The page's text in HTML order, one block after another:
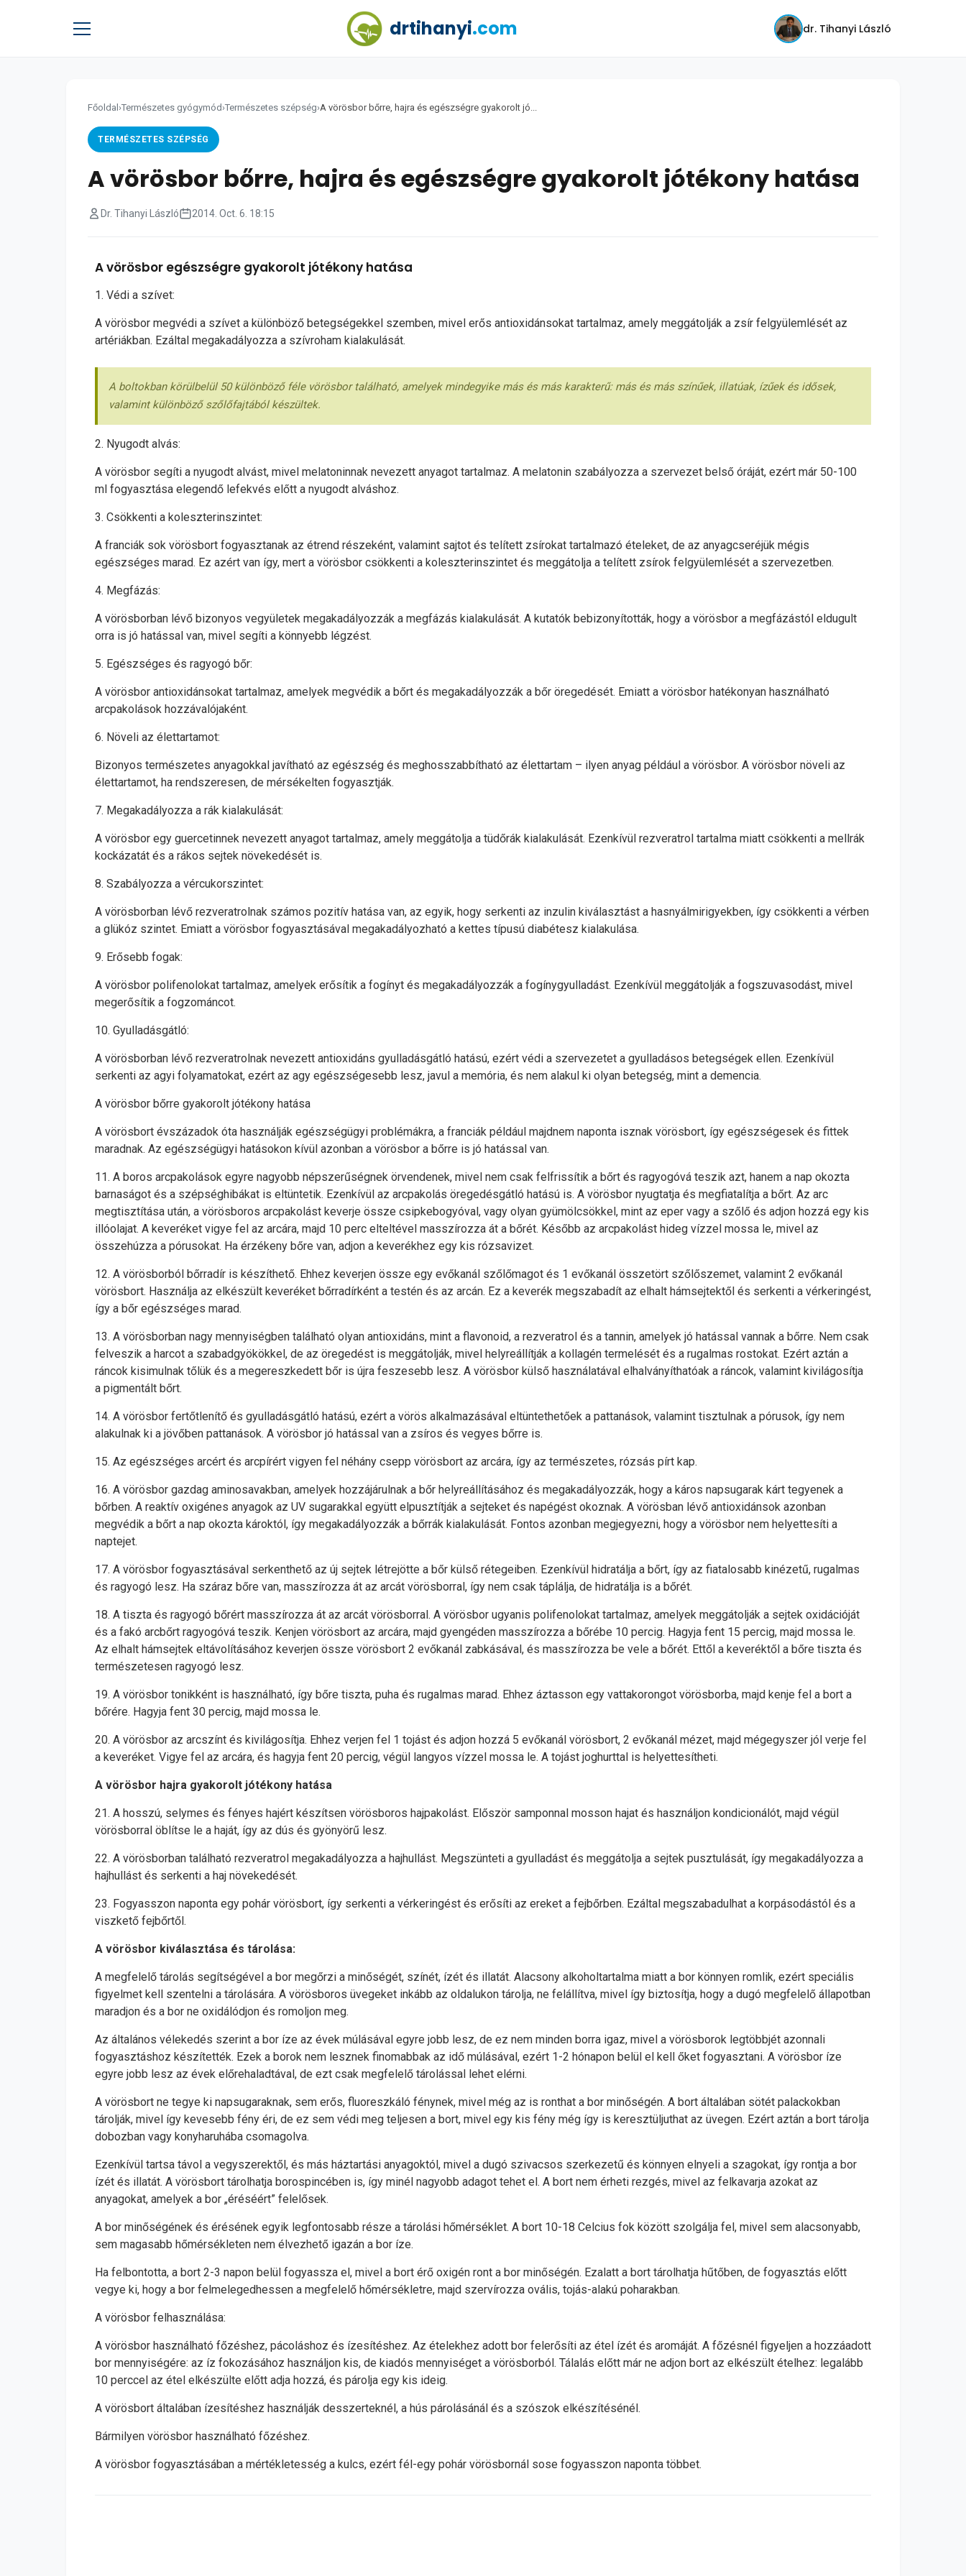
drtihanyi.com dr. Tihanyi László
Főoldal ›Természetes gyógymód ›Természetes szépség›A vörösbor bőrre, hajra és egészségre gyakorolt jó...
TERMÉSZETES SZÉPSÉG
A vörösbor bőrre, hajra és egészségre gyakorolt jótékony hatása
Dr. Tihanyi László 2014. Oct. 6. 18:15
A vörösbor egészségre gyakorolt jótékony hatása
1. Védi a szívet:
A vörösbor megvédi a szívet a különböző betegségekkel szemben, mivel erős antioxidánsokat tartalmaz, amely meggátolják a zsír felgyülemlését az
artériákban. Ezáltal megakadályozza a szívroham kialakulását.
A boltokban körülbelül 50 különböző féle vörösbor található, amelyek mindegyike más és más karakterű: más és más színűek, illatúak, ízűek és idősek,
valamint különböző szőlőfajtából készültek.
2. Nyugodt alvás:
A vörösbor segíti a nyugodt alvást, mivel melatoninnak nevezett anyagot tartalmaz. A melatonin szabályozza a szervezet belső óráját, ezért már 50-100
ml fogyasztása elegendő lefekvés előtt a nyugodt alváshoz.
3. Csökkenti a koleszterinszintet:
A franciák sok vörösbort fogyasztanak az étrend részeként, valamint sajtot és telített zsírokat tartalmazó ételeket, de az anyagcseréjük mégis
egészséges marad. Ez azért van így, mert a vörösbor csökkenti a koleszterinszintet és meggátolja a telített zsírok felgyülemlését a szervezetben.
4. Megfázás:
A vörösborban lévő bizonyos vegyületek megakadályozzák a megfázás kialakulását. A kutatók bebizonyították, hogy a vörösbor a megfázástól eldugult
orra is jó hatással van, mivel segíti a könnyebb légzést.
5. Egészséges és ragyogó bőr:
A vörösbor antioxidánsokat tartalmaz, amelyek megvédik a bőrt és megakadályozzák a bőr öregedését. Emiatt a vörösbor hatékonyan használható
arcpakolások hozzávalójaként.
6. Növeli az élettartamot:
Bizonyos természetes anyagokkal javítható az egészség és meghosszabbítható az élettartam – ilyen anyag például a vörösbor. A vörösbor növeli az
élettartamot, ha rendszeresen, de mérsékelten fogyasztják.
7. Megakadályozza a rák kialakulását:
A vörösbor egy guercetinnek nevezett anyagot tartalmaz, amely meggátolja a tüdőrák kialakulását. Ezenkívül rezveratrol tartalma miatt csökkenti a mellrák
kockázatát és a rákos sejtek növekedését is.
8. Szabályozza a vércukorszintet:
A vörösborban lévő rezveratrolnak számos pozitív hatása van, az egyik, hogy serkenti az inzulin kiválasztást a hasnyálmirigyekben, így csökkenti a vérben
a glükóz szintet. Emiatt a vörösbor fogyasztásával megakadályozható a kettes típusú diabétesz kialakulása.
9. Erősebb fogak:
A vörösbor polifenolokat tartalmaz, amelyek erősítik a fogínyt és megakadályozzák a fogínygyulladást. Ezenkívül meggátolják a fogszuvasodást, mivel
megerősítik a fogzománcot.
10. Gyulladásgátló:
A vörösborban lévő rezveratrolnak nevezett antioxidáns gyulladásgátló hatású, ezért védi a szervezetet a gyulladásos betegségek ellen. Ezenkívül
serkenti az agyi folyamatokat, ezért az agy egészségesebb lesz, javul a memória, és nem alakul ki olyan betegség, mint a demencia.
A vörösbor bőrre gyakorolt jótékony hatása
A vörösbort évszázadok óta használják egészségügyi problémákra, a franciák például majdnem naponta isznak vörösbort, így egészségesek és fittek
maradnak. Az egészségügyi hatásokon kívül azonban a vörösbor a bőrre is jó hatással van.
11. A boros arcpakolások egyre nagyobb népszerűségnek örvendenek, mivel nem csak felfrissítik a bőrt és ragyogóvá teszik azt, hanem a nap okozta
barnaságot és a szépséghibákat is eltüntetik. Ezenkívül az arcpakolás öregedésgátló hatású is. A vörösbor nyugtatja és megfiatalítja a bőrt. Az arc
megtisztítása után, a vörösboros arcpakolást keverje össze csipkebogyóval, vagy olyan gyümölcsökkel, mint az eper vagy a szőlő és adjon hozzá egy kis
illóolajat. A keveréket vigye fel az arcára, majd 10 perc elteltével masszírozza át a bőrét. Később az arcpakolást hideg vízzel mossa le, mivel az
összehúzza a pórusokat. Ha érzékeny bőre van, adjon a keverékhez egy kis rózsavizet.
12. A vörösborból bőrradír is készíthető. Ehhez keverjen össze egy evőkanál szőlőmagot és 1 evőkanál összetört szőlőszemet, valamint 2 evőkanál
vörösbort. Használja az elkészült keveréket bőrradírként a testén és az arcán. Ez a keverék megszabadít az elhalt hámsejtektől és serkenti a vérkeringést,
így a bőr egészséges marad.
13. A vörösborban nagy mennyiségben található olyan antioxidáns, mint a flavonoid, a rezveratrol és a tannin, amelyek jó hatással vannak a bőrre. Nem csak
felveszik a harcot a szabadgyökökkel, de az öregedést is meggátolják, mivel helyreállítják a kollagén termelését és a rugalmas rostokat. Ezért aztán a
ráncok kisimulnak tőlük és a megereszkedett bőr is újra feszesebb lesz. A vörösbor külső használatával elhalványíthatóak a ráncok, valamint kivilágosítja
a pigmentált bőrt.
14. A vörösbor fertőtlenítő és gyulladásgátló hatású, ezért a vörös alkalmazásával eltüntethetőek a pattanások, valamint tisztulnak a pórusok, így nem
alakulnak ki a jövőben pattanások. A vörösbor jó hatással van a zsíros és vegyes bőrre is.
15. Az egészséges arcért és arcpírért vigyen fel néhány csepp vörösbort az arcára, így az természetes, rózsás pírt kap.
16. A vörösbor gazdag aminosavakban, amelyek hozzájárulnak a bőr helyreállításához és megakadályozzák, hogy a káros napsugarak kárt tegyenek a
bőrben. A reaktív oxigénes anyagok az UV sugarakkal együtt elpusztítják a sejteket és napégést okoznak. A vörösban lévő antioxidánsok azonban
megvédik a bőrt a nap okozta károktól, így megakadályozzák a bőrrák kialakulását. Fontos azonban megjegyezni, hogy a vörösbor nem helyettesíti a
naptejet.
17. A vörösbor fogyasztásával serkenthető az új sejtek létrejötte a bőr külső rétegeiben. Ezenkívül hidratálja a bőrt, így az fiatalosabb kinézetű, rugalmas
és ragyogó lesz. Ha száraz bőre van, masszírozza át az arcát vörösborral, így nem csak táplálja, de hidratálja is a bőrét.
18. A tiszta és ragyogó bőrért masszírozza át az arcát vörösborral. A vörösbor ugyanis polifenolokat tartalmaz, amelyek meggátolják a sejtek oxidációját
és a fakó arcbőrt ragyogóvá teszik. Kenjen vörösbort az arcára, majd gyengéden masszírozza a bőrébe 10 percig. Hagyja fent 15 percig, majd mossa le.
Az elhalt hámsejtek eltávolításához keverjen össze vörösbort 2 evőkanál zabkásával, és masszírozza be vele a bőrét. Ettől a keveréktől a bőre tiszta és
természetesen ragyogó lesz.
19. A vörösbor tonikként is használható, így bőre tiszta, puha és rugalmas marad. Ehhez áztasson egy vattakorongot vörösborba, majd kenje fel a bort a
bőrére. Hagyja fent 30 percig, majd mossa le.
20. A vörösbor az arcszínt és kivilágosítja. Ehhez verjen fel 1 tojást és adjon hozzá 5 evőkanál vörösbort, 2 evőkanál mézet, majd mégegyszer jól verje fel
a keveréket. Vigye fel az arcára, és hagyja fent 20 percig, végül langyos vízzel mossa le. A tojást joghurttal is helyettesítheti.
A vörösbor hajra gyakorolt jótékony hatása
21. A hosszú, selymes és fényes hajért készítsen vörösboros hajpakolást. Először samponnal mosson hajat és használjon kondicionálót, majd végül
vörösborral öblítse le a haját, így az dús és gyönyörű lesz.
22. A vörösborban található rezveratrol megakadályozza a hajhullást. Megszünteti a gyulladást és meggátolja a sejtek pusztulását, így megakadályozza a
hajhullást és serkenti a haj növekedését.
23. Fogyasszon naponta egy pohár vörösbort, így serkenti a vérkeringést és erősíti az ereket a fejbőrben. Ezáltal megszabadulhat a korpásodástól és a
viszkető fejbőrtől.
A vörösbor kiválasztása és tárolása:
A megfelelő tárolás segítségével a bor megőrzi a minőségét, színét, ízét és illatát. Alacsony alkoholtartalma miatt a bor könnyen romlik, ezért speciális
figyelmet kell szentelni a tárolására. A vörösboros üvegeket inkább az oldalukon tárolja, ne felállítva, mivel így biztosítja, hogy a dugó megfelelő állapotban
maradjon és a bor ne oxidálódjon és romoljon meg.
Az általános vélekedés szerint a bor íze az évek múlásával egyre jobb lesz, de ez nem minden borra igaz, mivel a vörösborok legtöbbjét azonnali
fogyasztáshoz készítették. Ezek a borok nem lesznek finomabbak az idő múlásával, ezért 1-2 hónapon belül el kell őket fogyasztani. A vörösbor íze
egyre jobb lesz az évek előrehaladtával, de ezt csak megfelelő tárolással lehet elérni.
A vörösbort ne tegye ki napsugaraknak, sem erős, fluoreszkáló fénynek, mivel még az is ronthat a bor minőségén. A bort általában sötét palackokban
tárolják, mivel így kevesebb fény éri, de ez sem védi meg teljesen a bort, mivel egy kis fény még így is keresztüljuthat az üvegen. Ezért aztán a bort tárolja
dobozban vagy konyharuhába csomagolva.
Ezenkívül tartsa távol a vegyszerektől, és más háztartási anyagoktól, mivel a dugó szivacsos szerkezetű és könnyen elnyeli a szagokat, így rontja a bor
ízét és illatát. A vörösbort tárolhatja borospincében is, így minél nagyobb adagot tehet el. A bort nem érheti rezgés, mivel az felkavarja azokat az
anyagokat, amelyek a bor „éréséért” felelősek.
A bor minőségének és érésének egyik legfontosabb része a tárolási hőmérséklet. A bort 10-18 Celcius fok között szolgálja fel, mivel sem alacsonyabb,
sem magasabb hőmérsékleten nem élvezhető igazán a bor íze.
Ha felbontotta, a bort 2-3 napon belül fogyassza el, mivel a bort érő oxigén ront a bor minőségén. Ezalatt a bort tárolhatja hűtőben, de fogyasztás előtt
vegye ki, hogy a bor felmelegedhessen a megfelelő hőmérsékletre, majd szervírozza ovális, tojás-alakú poharakban.
A vörösbor felhasználása:
A vörösbor használható főzéshez, pácoláshoz és ízesítéshez. Az ételekhez adott bor felerősíti az étel ízét és aromáját. A főzésnél figyeljen a hozzáadott
bor mennyiségére: az íz fokozásához használjon kis, de kiadós mennyiséget a vörösborból. Tálalás előtt már ne adjon bort az elkészült ételhez: legalább
10 perccel az étel elkészülte előtt adja hozzá, és párolja egy kis ideig.
A vörösbort általában ízesítéshez használják desszerteknél, a hús párolásánál és a szószok elkészítésénél.
Bármilyen vörösbor használható főzéshez.
A vörösbor fogyasztásában a mértékletesség a kulcs, ezért fél-egy pohár vörösbornál sose fogyasszon naponta többet.